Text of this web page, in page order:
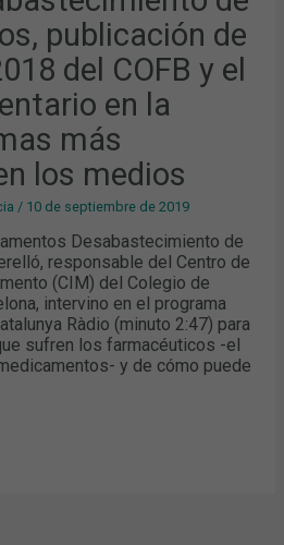
publicación de
del COFB y el
en la
más
los medios
/ 10 de septiembre de 2019
Desabastecimiento de
responsable del Centro de
(CIM) del Colegio de
intervino en el programa
Ràdio (minuto 2:47) para
sufren los farmacéuticos -el
y de cómo puede